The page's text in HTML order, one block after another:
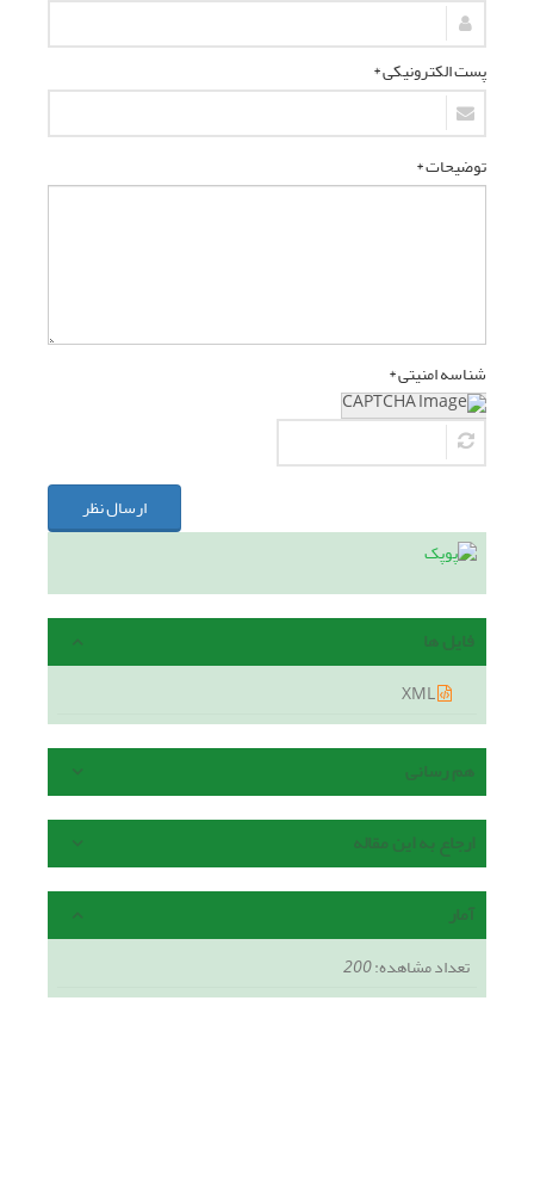
پست الکترونیکی *
توضیحات *
شناسه امنیتی *
ارسال نظر
فایل ها
هم رسانی
ارجاع به این مقاله
آمار
تعداد مشاهده:200